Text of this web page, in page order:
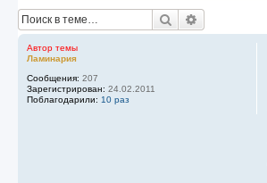
Поиск
Автор темы
Ламинария
Сообщения: 207
Зарегистрирован: 24.02.2011
Поблагодарили: 10 раз